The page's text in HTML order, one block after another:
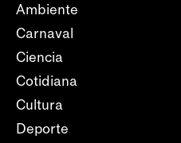
Ambiente
Carnaval
Ciencia
Cotidiana
Cultura
Deporte